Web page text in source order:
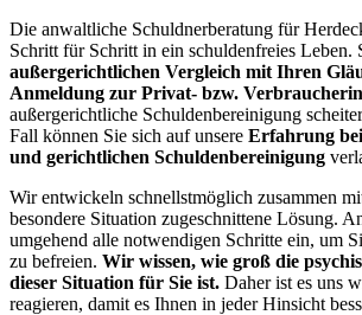
Die anwaltliche Schuldnerberatung für
Schritt für Schritt in ein schuldenfreies Leben.
außergerichtlichen Vergleich mit Ihren
Anmeldung zur Privat- bzw.
außergerichtliche Schuldenbereinigung
Fall können Sie sich auf unsere Erfahrung
und gerichtlichen Schuldenbereinigung
Wir entwickeln schnellstmöglich zusammen
besondere Situation zugeschnittene Lösung.
umgehend alle notwendigen Schritte ein, um
zu befreien. Wir wissen, wie groß die
dieser Situation für Sie ist. Daher ist es uns
reagieren, damit es Ihnen in jeder Hinsicht